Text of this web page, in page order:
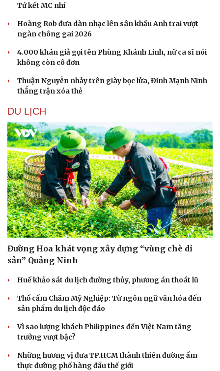
Văn hóa
Sân khấu - Điện ảnh
Âm nhạc
Di sản
Giải trí
Sao Việt
Tứ kết MC nhí
Hoàng Rob đưa dàn nhạc lên sân khấu Anh trai vượt
ngàn chông gai 2026
4.000 khán giả gọi tên Phùng Khánh Linh, nữ ca sĩ nói
không còn cô đơn
Thuận Nguyễn nhảy trên giày bọc lửa, Đinh Mạnh Ninh
thắng trận xóa thẻ
DU LỊCH
Đường Hoa khát vọng xây dựng “vùng chè di
sản” Quảng Ninh
Huế khảo sát du lịch đường thủy, phương án thoát lũ
Thổ cẩm Chăm Mỹ Nghiệp: Từ ngôn ngữ văn hóa đến
sản phẩm du lịch độc đáo
Vì sao lượng khách Philippines đến Việt Nam tăng
trưởng vượt bậc?
Những hương vị đưa TP.HCM thành thiên đường ẩm
thực đường phố hàng đầu thế giới